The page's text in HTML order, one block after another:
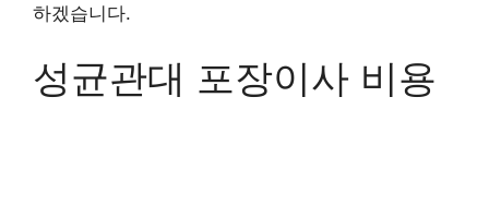
하겠습니다.
성균관대 포장이사 비용